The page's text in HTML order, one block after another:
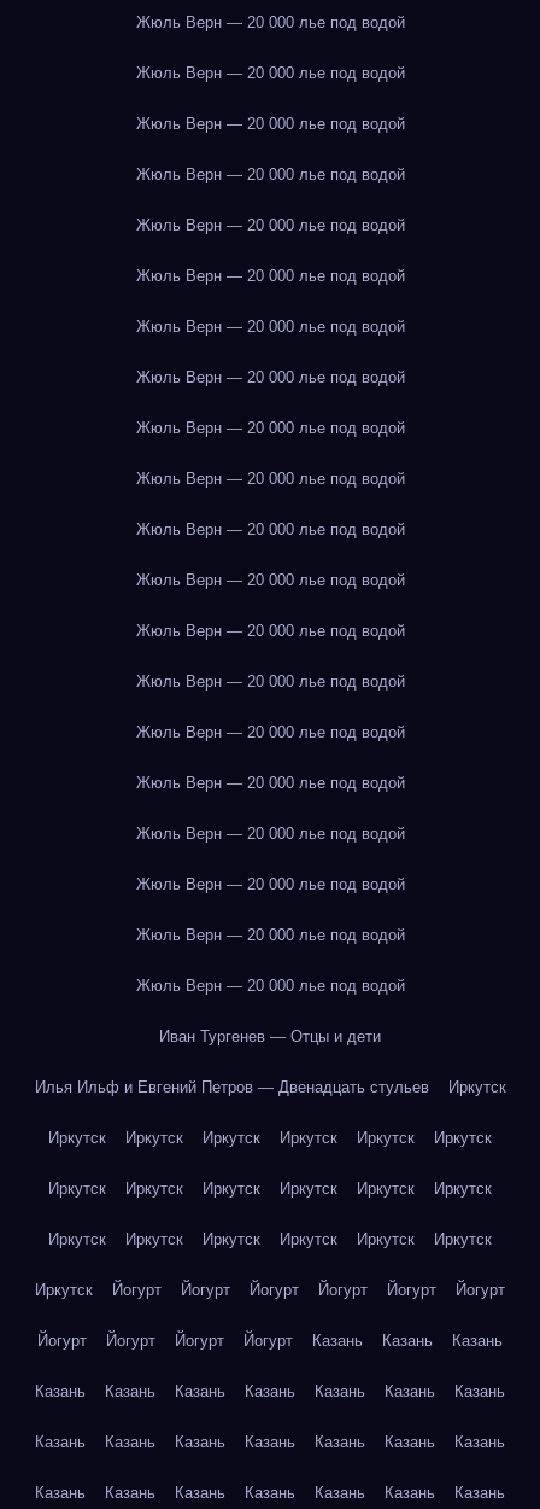
Жюль Верн — 20 000 лье под водой
Жюль Верн — 20 000 лье под водой
Жюль Верн — 20 000 лье под водой
Жюль Верн — 20 000 лье под водой
Жюль Верн — 20 000 лье под водой
Жюль Верн — 20 000 лье под водой
Жюль Верн — 20 000 лье под водой
Жюль Верн — 20 000 лье под водой
Жюль Верн — 20 000 лье под водой
Жюль Верн — 20 000 лье под водой
Жюль Верн — 20 000 лье под водой
Жюль Верн — 20 000 лье под водой
Жюль Верн — 20 000 лье под водой
Жюль Верн — 20 000 лье под водой
Жюль Верн — 20 000 лье под водой
Жюль Верн — 20 000 лье под водой
Жюль Верн — 20 000 лье под водой
Жюль Верн — 20 000 лье под водой
Жюль Верн — 20 000 лье под водой
Жюль Верн — 20 000 лье под водой
Иван Тургенев — Отцы и дети
Илья Ильф и Евгений Петров — Двенадцать стульев Иркутск
Иркутск Иркутск Иркутск Иркутск Иркутск Иркутск
Иркутск Иркутск Иркутск Иркутск Иркутск Иркутск
Иркутск Иркутск Иркутск Иркутск Иркутск Иркутск
Иркутск Йогурт Йогурт Йогурт Йогурт Йогурт Йогурт
Йогурт Йогурт Йогурт Йогурт Казань Казань Казань
Казань Казань Казань Казань Казань Казань Казань
Казань Казань Казань Казань Казань Казань Казань
Казань Казань Казань Казань Казань Казань Казань